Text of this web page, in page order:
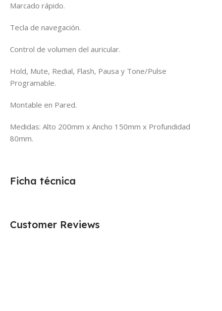
Marcado rápido.
Tecla de navegación.
Control de volumen del auricular.
Hold, Mute, Redial, Flash, Pausa y Tone/Pulse
Programable.
Montable en Pared.
Medidas: Alto 200mm x Ancho 150mm x Profundidad
80mm.
Ficha técnica
Customer Reviews